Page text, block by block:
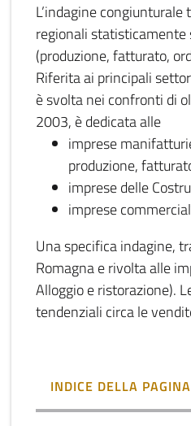
L’indagine
regionali
(produzione, fatturato,
Riferita ai principali
è svolta nei confronti di
2003, è dedicata alle
imprese
produzione,
imprese delle
imprese
Una specifica indagine,
Romagna e rivolta alle
Alloggio e ristorazione).
tendenziali circa le
INDICE DELLA PAGINA